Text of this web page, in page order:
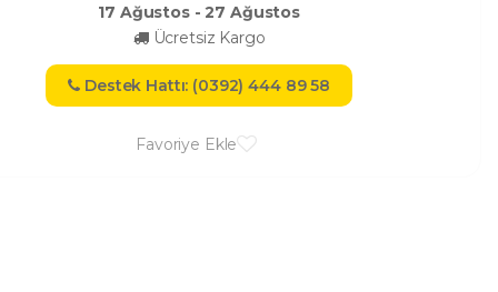
17 Ağustos - 27 Ağustos
Ücretsiz Kargo
Destek Hattı: (0392) 444 89 58
Favoriye Ekle